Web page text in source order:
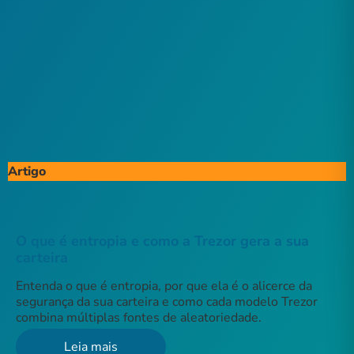
Artigo
O que é entropia e como a Trezor gera a sua
Entenda o que é entropia, por que ela é o alicerce da
segurança da sua carteira e como cada modelo Trezor
combina múltiplas fontes de aleatoriedade.
Leia mais